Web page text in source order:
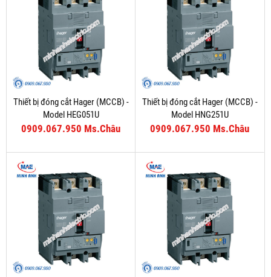
Thiết bị đóng cắt Hager (MCCB) -
Model HEG051U
0909.067.950 Ms.Châu
Thiết bị đóng cắt Hager (MCCB) -
Model HNG251U
0909.067.950 Ms.Châu